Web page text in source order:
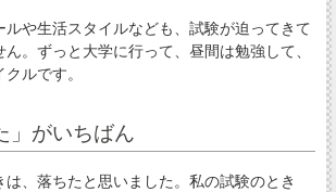
や生活スタイルなども、試験が迫ってきて
。ずっと大学に行って、昼間は勉強して、
ルです。
」がいちばん
、落ちたと思いました。私の試験のとき